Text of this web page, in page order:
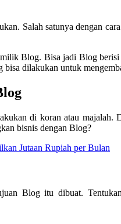
Salah satunya dengan
Blog. Bisa jadi Blog
bisa dilakukan untuk
di koran atau
bisnis dengan Blog?
Jutaan Rupiah per Bulan
Blog itu dibuat.